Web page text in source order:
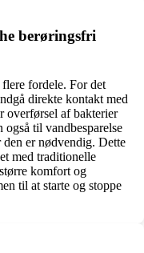
berøringsfri
fordele. For det
direkte kontakt med
overførsel af bakterier
til vandbesparelse
er nødvendig. Dette
med traditionelle
komfort og
til at starte og stoppe